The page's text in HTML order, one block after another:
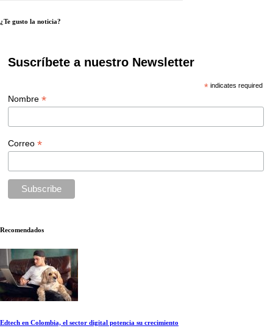
¿Te gusto la noticia?
Suscríbete a nuestro Newsletter
*indicates required
Nombre*
Correo*
Recomendados
Edtech en Colombia, el sector digital potencia su crecimiento